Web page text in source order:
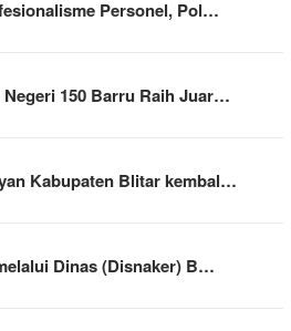
Personel, Pol…
Negeri 150 Barru Raih Juar…
Kabupaten Blitar kembal…
Dinas (Disnaker) B…